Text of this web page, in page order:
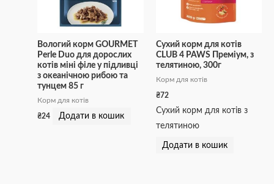
Вологий корм GOURMET
Perle Duo для дорослих
котів міні філе у підливці
з океанічною рибою та
тунцем 85 г
Корм для котів
₴24 Додати в кошик
Сухий корм для котів
CLUB 4 PAWS Преміум, з
телятиною, 300г
Корм для котів
₴72
Сухий корм для котів з
телятиною
Додати в кошик